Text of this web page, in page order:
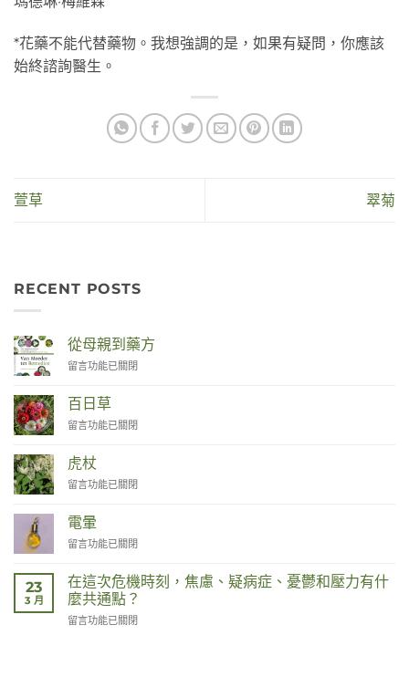
*花藥不能代替藥物。我想強調的是，如果有疑問，你應該
始終諮詢醫生。
萱草 翠菊
RECENT POSTS
從母親到藥方
在
Moeder
tot
Remedies〉
留言功能已關閉
百日草
在
中
留言功能已關閉
虎杖
在
中
留言功能已關閉
電暈
在
中
留言功能已關閉
23
3 月
在這次危機時刻，焦慮、疑病症、憂鬱和壓力有什
麼共通點？
在
留言功能已關閉